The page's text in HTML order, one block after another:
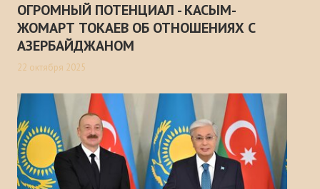
ОГРОМНЫЙ ПОТЕНЦИАЛ - КАСЫМ-
ЖОМАРТ ТОКАЕВ ОБ ОТНОШЕНИЯХ С
АЗЕРБАЙДЖАНОМ
22 октября 2025